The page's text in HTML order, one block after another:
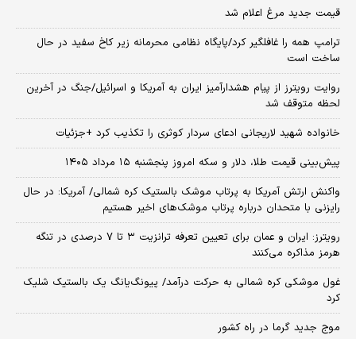
قیمت جدید مرغ اعلام شد
ترامپ همه را غافلگیر کرد/پایگاه نظامی محرمانه زیر کاخ سفید در حال
ساخت است
روایت رویترز از پیام هشدارآمیز ایران به آمریکا و اسرائیل/جنگ در آخرین
لحظه متوقف شد
خانواده شهید لاریجانی ادعای سردار کوثری را تکذیب کرد +جزئیات
پیش‌بینی قیمت طلا، دلار و سکه امروز پنجشنبه ۱۵ مرداد ۱۴۰۵
واکنش ارتش آمریکا به پرتاب موشک بالستیک کره شمالی/ آمریکا: در حال
رایزنی با متحدان درباره پرتاب موشک‌های اخیر هستیم
رویترز: ایران و عمان برای تعیین تعرفه ترانزیت ۳ تا ۷ درصدی در تنگه
هرمز مذاکره می‌کنند
غول موشکی کره شمالی به حرکت درآمد/ پیونگ‌یانگ یک بالستیک شلیک
کرد
موج جدید گرما در راه کشور